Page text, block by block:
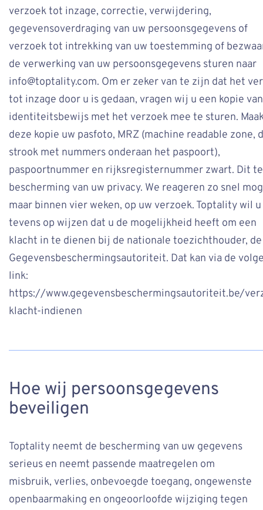
verzoek tot inzage, correctie, verwijdering,
gegevensoverdraging van uw persoonsgegevens of
verzoek tot intrekking van uw toestemming of
de verwerking van uw persoonsgegevens sturen naar
info@toptality.com. Om er zeker van te zijn dat het
tot inzage door u is gedaan, vragen wij u een kopie
identiteitsbewijs met het verzoek mee te sturen.
deze kopie uw pasfoto, MRZ (machine readable zone,
strook met nummers onderaan het paspoort),
paspoortnummer en rijksregisternummer zwart. Dit
bescherming van uw privacy. We reageren zo snel
maar binnen vier weken, op uw verzoek. Toptality wil
tevens op wijzen dat u de mogelijkheid heeft om een
klacht in te dienen bij de nationale toezichthouder, de
Gegevensbeschermingsautoriteit. Dat kan via de
link:
https://www.gegevensbeschermingsautoriteit.be/
klacht-indienen
Hoe wij persoonsgegevens
beveiligen
Toptality neemt de bescherming van uw gegevens
serieus en neemt passende maatregelen om
misbruik, verlies, onbevoegde toegang, ongewenste
openbaarmaking en ongeoorloofde wijziging tegen